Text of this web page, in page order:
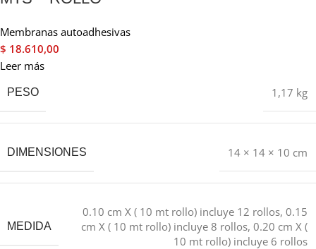
Membranas autoadhesivas
$ 18.610,00
Leer más
PESO 1,17 kg
DIMENSIONES 14 × 14 × 10 cm
MEDIDA
0.10 cm X ( 10 mt rollo) incluye 12 rollos, 0.15
cm X ( 10 mt rollo) incluye 8 rollos, 0.20 cm X (
10 mt rollo) incluye 6 rollos